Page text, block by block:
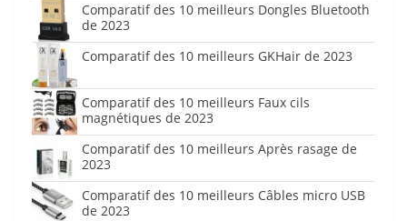
Comparatif des 10 meilleurs Dongles Bluetooth
de 2023
Comparatif des 10 meilleurs GKHair de 2023
Comparatif des 10 meilleurs Faux cils
magnétiques de 2023
Comparatif des 10 meilleurs Après rasage de
2023
Comparatif des 10 meilleurs Câbles micro USB
de 2023